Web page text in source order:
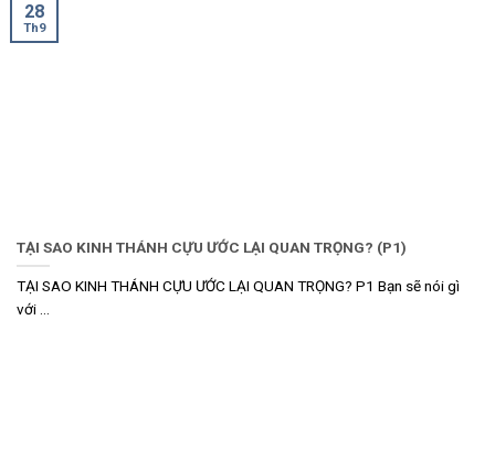
TẠI SAO KINH THÁNH CỰU ƯỚC LẠI QUAN TRỌNG? (P1)
TẠI SAO KINH THÁNH CỰU ƯỚC LẠI QUAN TRỌNG? P1 Bạn sẽ nói gì
với ...
28
Th9